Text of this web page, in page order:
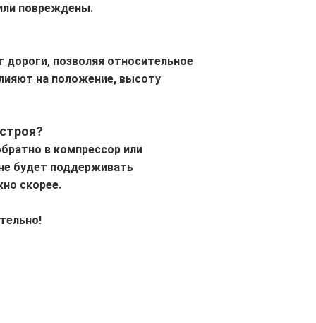
повреждены.
позволяя относительное
на положение, высоту
в компрессор или
будет поддерживать
скорее.